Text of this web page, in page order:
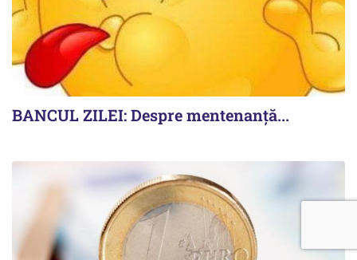
BANCUL ZILEI: Despre mentenanță...